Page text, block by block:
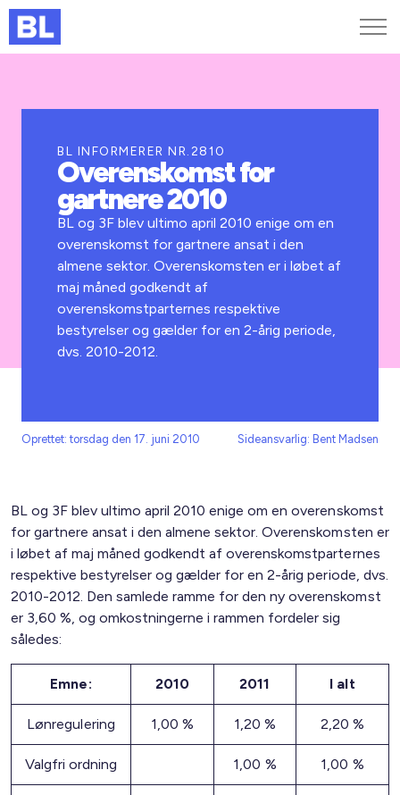
Kurser og arrangementer
Jobportalen
BL INFORMERER NR.2810
Overenskomst for
gartnere 2010
BL og 3F blev ultimo april 2010 enige om en
overenskomst for gartnere ansat i den
almene sektor. Overenskomsten er i løbet af
maj måned godkendt af
overenskomstparternes respektive
bestyrelser og gælder for en 2-årig periode,
dvs. 2010-2012.
Oprettet: torsdag den 17. juni 2010 Sideansvarlig: Bent Madsen
BL og 3F blev ultimo april 2010 enige om en overenskomst
for gartnere ansat i den almene sektor. Overenskomsten er
i løbet af maj måned godkendt af overenskomstparternes
respektive bestyrelser og gælder for en 2-årig periode, dvs.
2010-2012. Den samlede ramme for den ny overenskomst
er 3,60 %, og omkostningerne i rammen fordeler sig
således:
Emne: 2010 2011 I alt
Lønregulering 1,00 % 1,20 % 2,20 %
Valgfri ordning 1,00 % 1,00 %